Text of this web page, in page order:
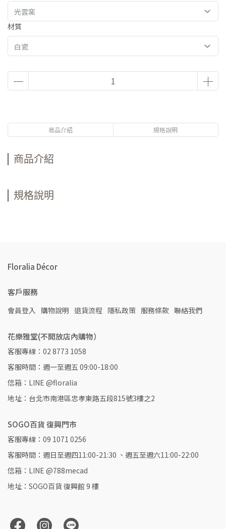
光雲窯
材質
白瓷
商品介紹 規格說明
商品介紹
規格說明
Floralia Décor
客戶服務
會員登入 購物說明 退貨流程 隱私政策 服務條款 聯絡我們
花樂雅堂(不開放店內購物）
客服專線：02 8773 1058
客服時間：週一至週五 09:00-18:00
信箱：LINE @floralia
地址：台北市南港區忠孝東路五段815號3樓之2
SOGO百貨 復興門市
客服專線：09 1071 0256
客服時間：週日至週四11:00-21:30 、週五至週六11:00-22:00
信箱：LINE @788mecad
地址：SOGO百貨 復興館 9 樓